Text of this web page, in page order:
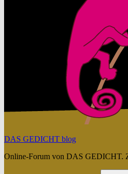
DAS GEDICHT blog
Online-Forum von DAS GEDICHT.